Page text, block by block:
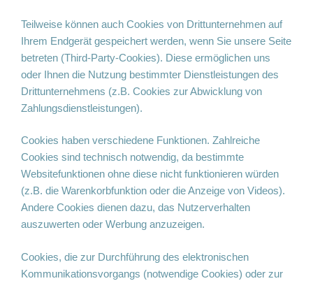
Teilweise können auch Cookies von Drittunternehmen auf
Ihrem Endgerät gespeichert werden, wenn Sie unsere Seite
betreten (Third-Party-Cookies). Diese ermöglichen uns
oder Ihnen die Nutzung bestimmter Dienstleistungen des
Drittunternehmens (z.B. Cookies zur Abwicklung von
Zahlungsdienstleistungen).
Cookies haben verschiedene Funktionen. Zahlreiche
Cookies sind technisch notwendig, da bestimmte
Websitefunktionen ohne diese nicht funktionieren würden
(z.B. die Warenkorbfunktion oder die Anzeige von Videos).
Andere Cookies dienen dazu, das Nutzerverhalten
auszuwerten oder Werbung anzuzeigen.
Cookies, die zur Durchführung des elektronischen
Kommunikationsvorgangs (notwendige Cookies) oder zur